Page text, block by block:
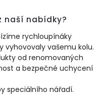
naší nabídky?
rychloupínáky
vyhovovaly vašemu kolu.
od renomovaných
a bezpečné uchycení
speciálního nářadí.